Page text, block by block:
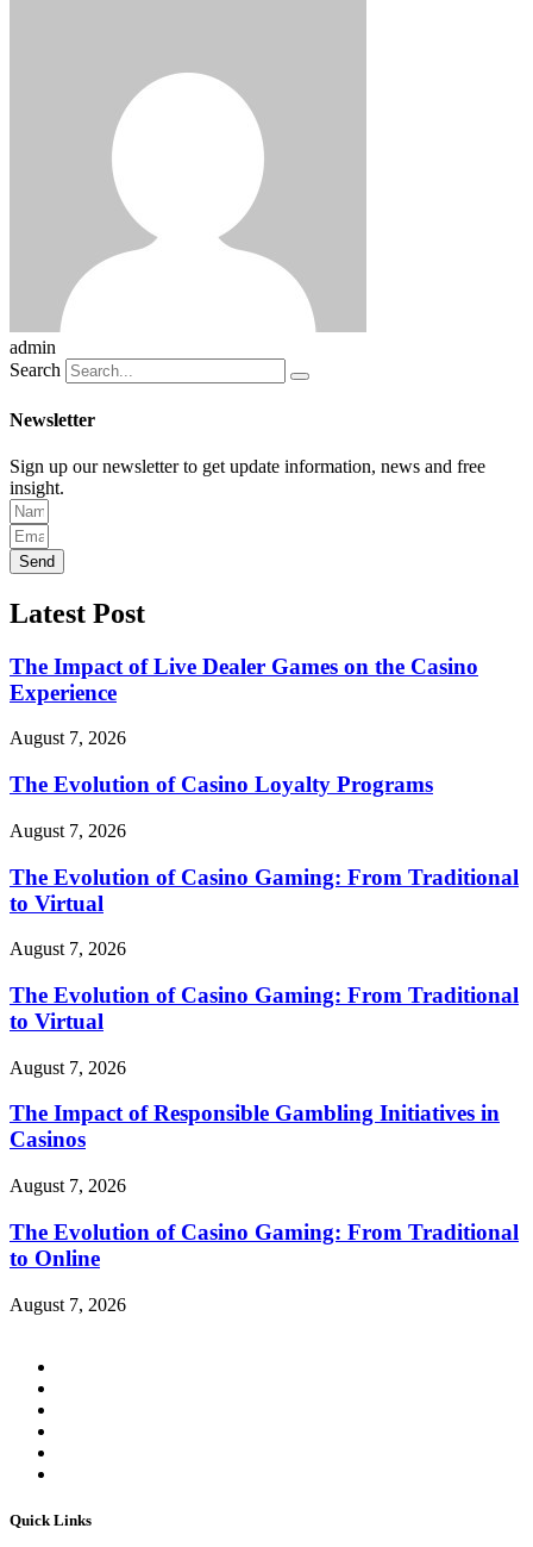
admin
Search
Newsletter
Sign up our newsletter to get update information, news and free
insight.
Send
Latest Post
The Impact of Live Dealer Games on the Casino
Experience
August 7, 2026
The Evolution of Casino Loyalty Programs
August 7, 2026
The Evolution of Casino Gaming: From Traditional
to Virtual
August 7, 2026
The Evolution of Casino Gaming: From Traditional
to Virtual
August 7, 2026
The Impact of Responsible Gambling Initiatives in
Casinos
August 7, 2026
The Evolution of Casino Gaming: From Traditional
to Online
August 7, 2026
Quick Links